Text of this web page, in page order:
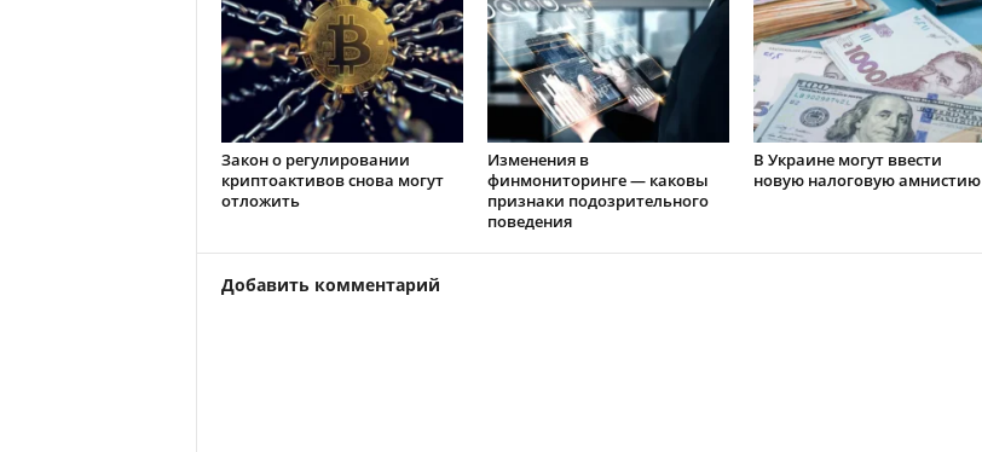
Закон о регулировании
криптоактивов снова могут
отложить
Изменения в
финмониторинге — каковы
признаки подозрительного
поведения
В Украине могут ввести
новую налоговую амнистию
Добавить комментарий